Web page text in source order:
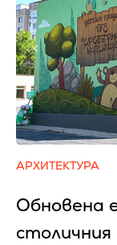
АРХИТЕКТУРА
Обновена